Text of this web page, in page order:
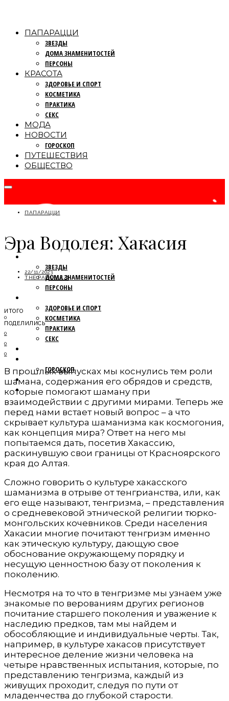
ПАПАРАЦЦИ
ЗВЕЗДЫ
ДОМА ЗНАМЕНИТОСТЕЙ
ПЕРСОНЫ
КРАСОТА
ЗДОРОВЬЕ И СПОРТ
КОСМЕТИКА
ПРАКТИКА
СЕКС
МОДА
НОВОСТИ
ГОРОСКОП
ПУТЕШЕСТВИЯ
ОБЩЕСТВО
ЗВЕЗДЫ
ДОМА ЗНАМЕНИТОСТЕЙ
ПЕРСОНЫ
ЗДОРОВЬЕ И СПОРТ
КОСМЕТИКА
ПРАКТИКА
СЕКС
ГОРОСКОП
ПУТЕШЕСТВИЯ
ОБЩЕСТВО
ПАПАРАЦЦИ
Эра Водолея: Хакасия
22/11/2023
THE PAPARAZZI
ИТОГО
0
ПОДЕЛИЛИСЬ
0
0
0
В прошлых выпусках мы коснулись тем роли
шамана, содержания его обрядов и средств,
которые помогают шаману при
взаимодействии с другими мирами. Теперь же
перед нами встает новый вопрос – а что
скрывает культура шаманизма как космогония,
как концепция мира? Ответ на него мы
попытаемся дать, посетив Хакассию,
раскинувшую свои границы от Красноярского
края до Алтая.
Сложно говорить о культуре хакасского
шаманизма в отрыве от тенгрианства, или, как
его еще называют, тенгризма, – представления
о средневековой этнической религии тюрко-
монгольских кочевников. Среди населения
Хакасии многие почитают тенгризм именно
как этическую культуру, дающую свое
обоснование окружающему порядку и
несущую ценностною базу от поколения к
поколению.
Несмотря на то что в тенгризме мы узнаем уже
знакомые по верованиям других регионов
почитание старшего поколения и уважение к
наследию предков, там мы найдем и
обособляющие и индивидуальные черты. Так,
например, в культуре хакасов присутствует
интересное деление жизни человека на
четыре нравственных испытания, которые, по
представлению тенгризма, каждый из
живущих проходит, следуя по пути от
младенчества до глубокой старости.